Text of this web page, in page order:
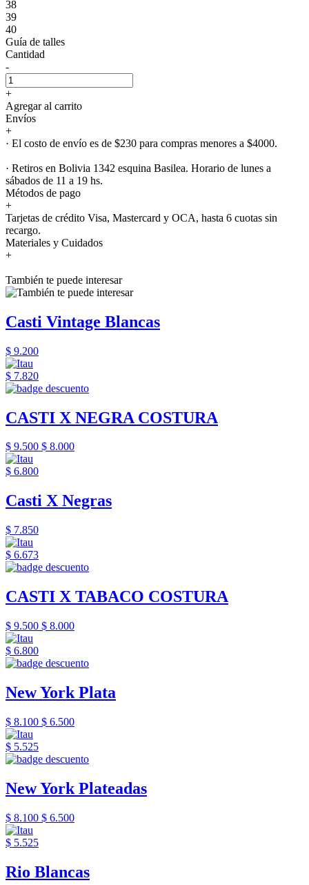
38
39
40
Guía de talles
Cantidad
-
+
Agregar al carrito
Envíos
+
· El costo de envío es de $230 para compras menores a $4000.
· Retiros en Bolivia 1342 esquina Basilea. Horario de lunes a
sábados de 11 a 19 hs.
Métodos de pago
+
Tarjetas de crédito Visa, Mastercard y OCA, hasta 6 cuotas sin
recargo.
Materiales y Cuidados
+
También te puede interesar
Casti Vintage Blancas
$ 9.200
$ 7.820
CASTI X NEGRA COSTURA
$ 9.500 $ 8.000
$ 6.800
Casti X Negras
$ 7.850
$ 6.673
CASTI X TABACO COSTURA
$ 9.500 $ 8.000
$ 6.800
New York Plata
$ 8.100 $ 6.500
$ 5.525
New York Plateadas
$ 8.100 $ 6.500
$ 5.525
Rio Blancas